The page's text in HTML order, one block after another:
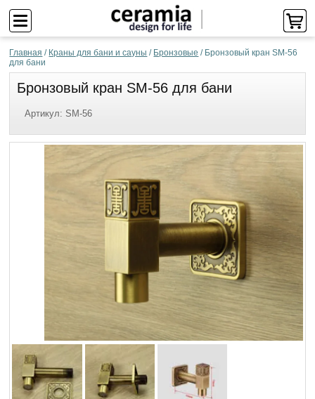
Главная / Краны для бани и сауны / Бронзовые / Бронзовый кран SM-56
для бани
Бронзовый кран SM-56 для бани
Артикул:SM-56